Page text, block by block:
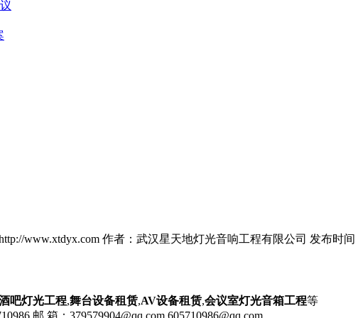
www.xtdyx.com 作者：武汉星天地灯光音响工程有限公司 发布时间
吧灯光工程,舞台设备租赁,AV设备租赁,会议室灯光音箱工程等
邮 箱：379579904@qq.com 605710986@qq.com